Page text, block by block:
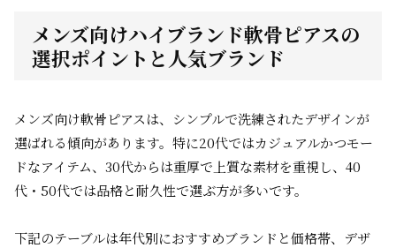
メンズ向けハイブランド軟骨ピアスの
選択ポイントと人気ブランド
メンズ向け軟骨ピアスは、シンプルで洗練されたデザインが
選ばれる傾向があります。特に20代ではカジュアルかつモー
ドなアイテム、30代からは重厚で上質な素材を重視し、40
代・50代では品格と耐久性で選ぶ方が多いです。
下記のテーブルは年代別におすすめブランドと価格帯、デザ